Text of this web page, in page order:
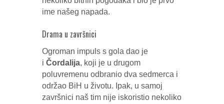
ime našeg napada.
Drama u završnici
Ogroman impuls s gola dao je
i Čordalija, koji je u drugom
poluvremenu odbranio dva sedmerca i
održao BiH u životu. Ipak, u samoj
završnici naš tim nije iskoristio nekoliko